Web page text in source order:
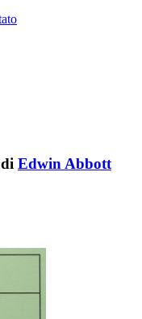
di Edwin Abbott